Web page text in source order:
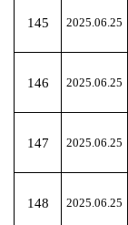
145 2025.06.25
146 2025.06.25
147 2025.06.25
148 2025.06.25